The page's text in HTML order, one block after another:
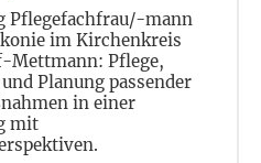
Pflegefachfrau/-mann
im Kirchenkreis
Mettmann: Pflege,
Planung passender
in einer
mit